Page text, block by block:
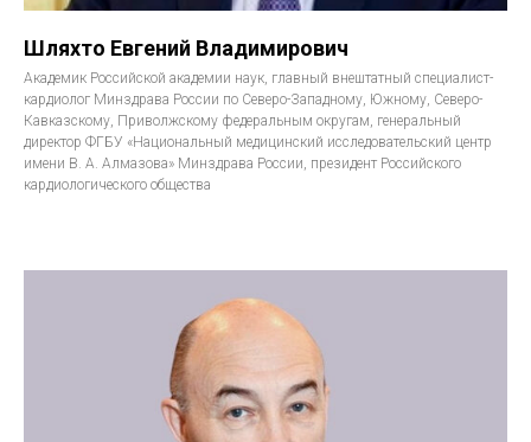
Шляхто Евгений Владимирович
Академик Российской академии наук, главный внештатный специалист-
кардиолог Минздрава России по Северо-Западному, Южному, Северо-
Кавказскому, Приволжскому федеральным округам, генеральный
директор ФГБУ «Национальный медицинский исследовательский центр
имени В. А. Алмазова» Минздрава России, президент Российского
кардиологического общества